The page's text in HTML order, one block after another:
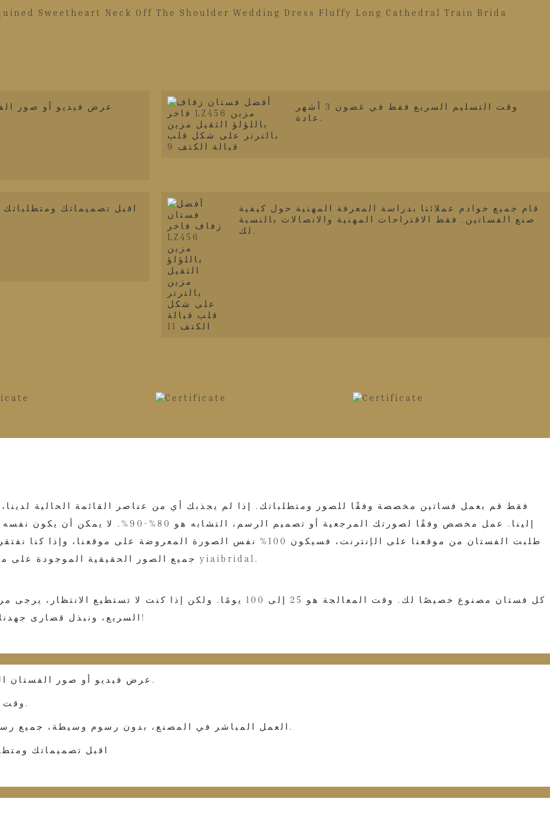
عرض فيديو أو صور
وقت التسليم السريع فقط في غضون 3 أشهر
عادة.
اقبل تصميماتك
قام جميع خوادم عملائنا بدراسة المعرفة المهنية حول كيفية
صنع الفساتين. فقط الاقتراحات المهنية والاتصالات بالنسبة
لك.
فقط قم بعمل فساتين مخصصة وفقًا للصور ومتطلباتك. إذا لم يجذبك أي من عناصر القائمة الحالية
طلبت الفستان من موقعنا على الإنترنت، فسيكون 100% نفس الصورة المعروضة
جميع الصور الحقيقية الموجودة على موقعنا تم تصميمها خصيصًا لعملائنا من قبل مصنع yiaibridal.
كل فستان مصنوع خصيصًا لك. وقت المعالجة هو 25 إلى 100 يومًا. ولكن إذا
السريع، ونبذل قصارى جهدنا للقيام بعمل جيد للقبض على الحدث الخاص بك!
1. عرض فيديو أو صور الفستان النهائي قبل الشحن، وسيتم الشحن بعد تأكيدك.
2. وقت التسليم السريع فقط في غضون 3 أشهر عادة.
3. العمل المباشر في المصنع، بدون رسوم وسيطة، جميع رسوم الفستان تستخدم فقط لفستانك وتكاليفنا.
4. اقبل تصميماتك